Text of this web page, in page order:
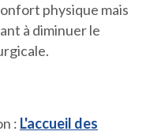
physique mais
à diminuer le
: L'accueil des